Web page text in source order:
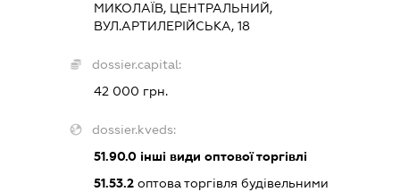
МИКОЛАЇВ, ЦЕНТРАЛЬНИЙ,
ВУЛ.АРТИЛЕРІЙСЬКА, 18
dossier.capital:
42 000 грн.
dossier.kveds:
51.90.0 інші види оптової торгівлі
51.53.2 оптова торгівля будівельними